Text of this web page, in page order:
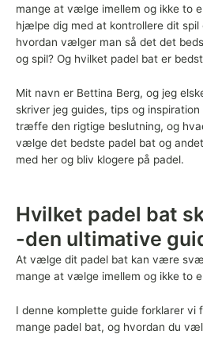
mange at vælge imellem og ikke to
hjælpe dig med at kontrollere dit spil
hvordan vælger man så det det
og spil? Og hvilket padel bat er
Mit navn er Bettina Berg, og jeg
skriver jeg guides, tips og
træffe den rigtige beslutning, og
vælge det bedste padel bat og
med her og bliv klogere på padel.
Hvilket padel bat
-den ultimative
At vælge dit padel bat kan være
mange at vælge imellem og ikke to
I denne komplette guide forklarer vi
mange padel bat, og hvordan du